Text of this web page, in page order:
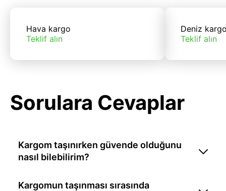
Hava kargo
Teklif alın
Deniz
Teklif alın
Sorulara Cevaplar
Kargom taşınırken güvende olduğunu
nasıl bilebilirim?
Kargomun taşınması sırasında